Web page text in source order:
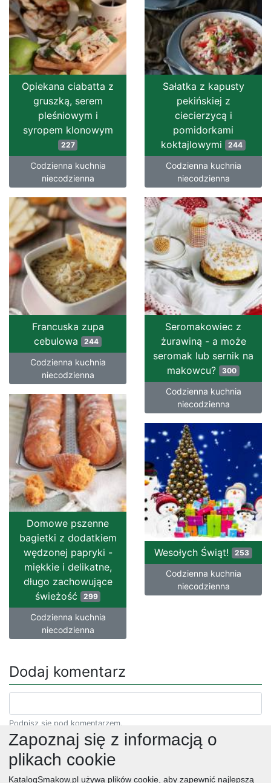
Opiekana ciabatta z
gruszką, serem
pleśniowym i
syropem klonowym
227
Codzienna kuchnia
niecodzienna
Sałatka z kapusty
pekińskiej z
ciecierzycą i
pomidorkami
koktajlowymi 244
Codzienna kuchnia
niecodzienna
Francuska zupa
cebulowa 244
Codzienna kuchnia
niecodzienna
Seromakowiec z
żurawiną - a może
seromak lub sernik na
makowcu? 300
Codzienna kuchnia
niecodzienna
Domowe pszenne
bagietki z dodatkiem
wędzonej papryki -
miękkie i delikatne,
długo zachowujące
świeżość
299
Codzienna kuchnia
niecodzienna
Wesołych Świąt! 253
Codzienna kuchnia
niecodzienna
Dodaj komentarz
Podpisz się pod komentarzem.
Zapoznaj się z informacją o
plikach cookie
KatalogSmakow.pl używa plików cookie, aby zapewnić najlepszą